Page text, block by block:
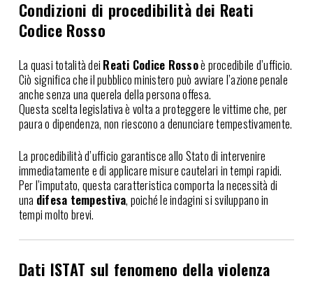
Condizioni di procedibilità dei Reati
Codice Rosso
La quasi totalità dei Reati Codice Rossoè procedibile d’ufficio.
Ciò significa che il pubblico ministero può avviare l’azione penale
anche senza una querela della persona offesa.
Questa scelta legislativa è volta a proteggere le vittime che, per
paura o dipendenza, non riescono a denunciare tempestivamente.
La procedibilità d’ufficio garantisce allo Stato di intervenire
immediatamente e di applicare misure cautelari in tempi rapidi.
Per l’imputato, questa caratteristica comporta la necessità di
una difesa tempestiva, poiché le indagini si sviluppano in
tempi molto brevi.
Dati ISTAT sul fenomeno della violenza